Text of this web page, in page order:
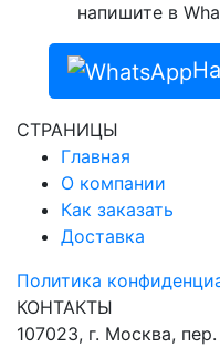
напишите в
СТРАНИЦЫ
Главная
О компании
Как заказать
Доставка
Политика
КОНТАКТЫ
107023, г. Москва,